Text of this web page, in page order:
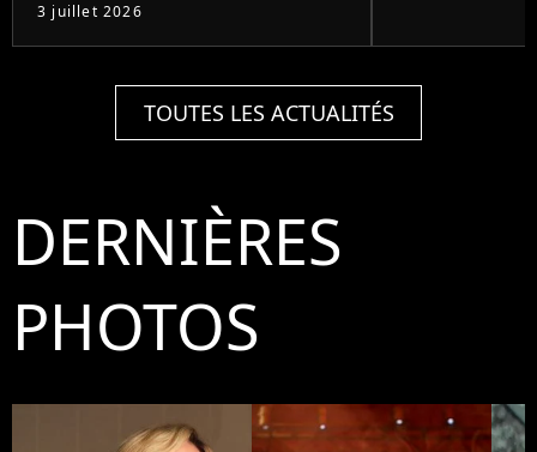
3 juillet 2026
TOUTES LES ACTUALITÉS
DERNIÈRES
PHOTOS